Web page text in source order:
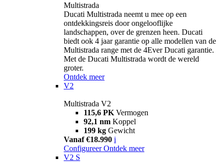
Multistrada
Ducati Multistrada neemt u mee op een
ontdekkingsreis door ongelooflijke
landschappen, over de grenzen heen. Ducati
biedt ook 4 jaar garantie op alle modellen van de
Multistrada range met de 4Ever Ducati garantie.
Met de Ducati Multistrada wordt de wereld
groter.
Ontdek meer
V2
Multistrada V2
115,6 PK Vermogen
92,1 nm Koppel
199 kg Gewicht
Vanaf €18.990 i
Configureer Ontdek meer
V2 S